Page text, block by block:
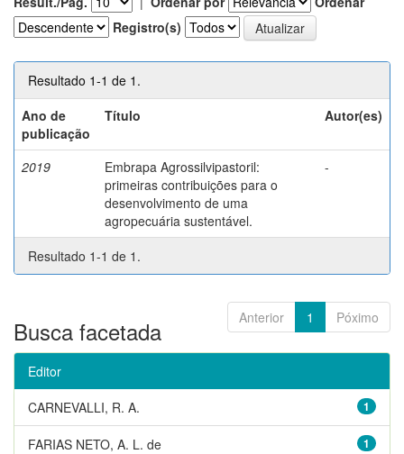
Registro(s)
Resultado 1-1 de 1.
Ano de
publicação
Título Autor(es)
2019
Embrapa Agrossilvipastoril:
primeiras contribuições para o
desenvolvimento de uma
agropecuária sustentável.
-
Resultado 1-1 de 1.
Anterior 1 Póximo
Busca facetada
Editor
1
CARNEVALLI, R. A.
1
FARIAS NETO, A. L. de